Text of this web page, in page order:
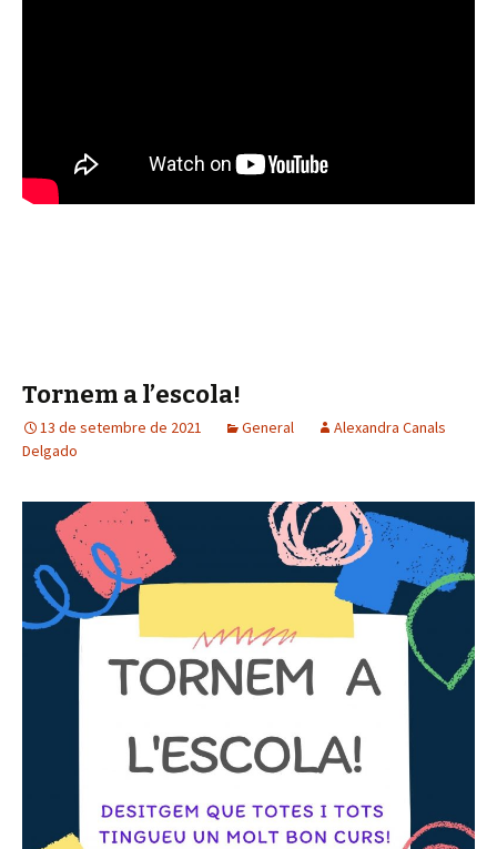
Tornem a l’escola!
13 de setembre de 2021 General
Alexandra Canals
Delgado